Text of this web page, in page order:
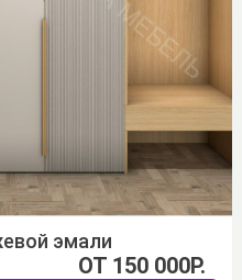
эмали
ОТ 150 000Р.